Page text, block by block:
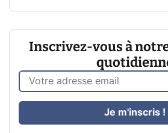
Inscrivez-vous à
Je m'inscris !